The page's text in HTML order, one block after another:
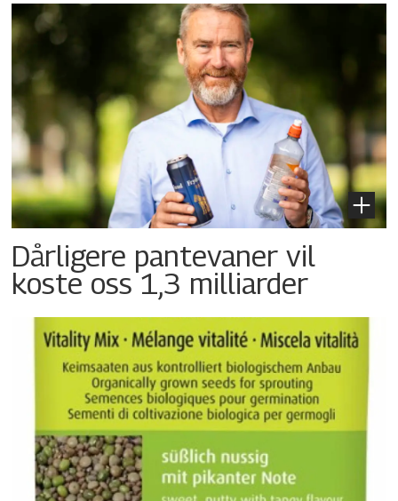
Dårligere pantevaner vil
koste oss 1,3 milliarder